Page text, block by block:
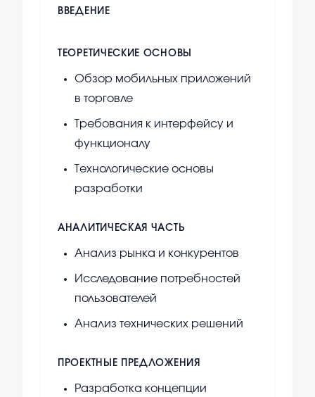
ВВЕДЕНИЕ
ТЕОРЕТИЧЕСКИЕ ОСНОВЫ
Обзор мобильных приложений
в торговле
Требования к интерфейсу и
функционалу
Технологические основы
разработки
АНАЛИТИЧЕСКАЯ ЧАСТЬ
Анализ рынка и конкурентов
Исследование потребностей
пользователей
Анализ технических решений
ПРОЕКТНЫЕ ПРЕДЛОЖЕНИЯ
Разработка концепции